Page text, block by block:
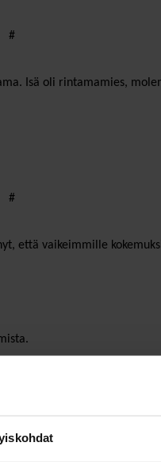
#
Isä oli rintamamies,
#
että vaikeimmille
särkee ja murtaa. Niin